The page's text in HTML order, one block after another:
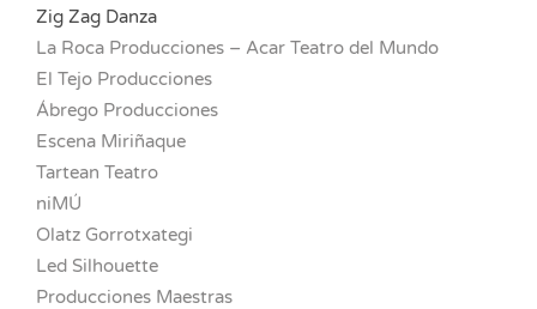
Zig Zag Danza
La Roca Producciones – Acar Teatro del Mundo
El Tejo Producciones
Ábrego Producciones
Escena Miriñaque
Tartean Teatro
niMÚ
Olatz Gorrotxategi
Led Silhouette
Producciones Maestras